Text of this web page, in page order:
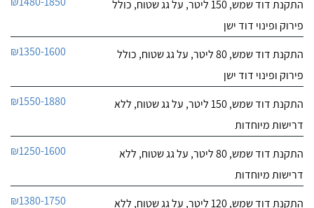
התקנת דוד שמש, 150 ליטר, על גג שטוח, כולל
פירוק ופינוי דוד ישן
התקנת דוד שמש, 80 ליטר, על גג שטוח, כולל
פירוק ופינוי דוד ישן
₪1350-1600
התקנת דוד שמש, 150 ליטר, על גג שטוח, ללא
דרישות מיוחדות
₪1550-1880
התקנת דוד שמש, 80 ליטר, על גג שטוח, ללא
דרישות מיוחדות
₪1250-1600
התקנת דוד שמש, 120 ליטר, על גג שטוח, ללא
₪1380-1750